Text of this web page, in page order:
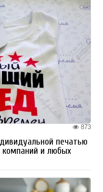
873
печатью
компаний и любых